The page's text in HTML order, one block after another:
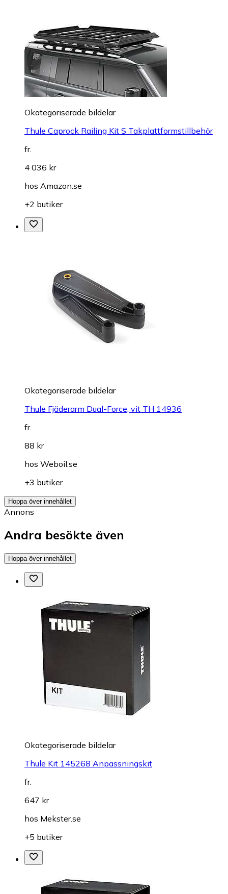
Okategoriserade bildelar
Thule Caprock Railing Kit S Takplattformstillbehör
fr.
4 036 kr
hos Amazon.se
+2 butiker
Okategoriserade bildelar
Thule Fjäderarm Dual-Force, vit TH 14936
fr.
88 kr
hos Weboil.se
+3 butiker
Hoppa över innehållet
Annons
Andra besökte även
Hoppa över innehållet
Okategoriserade bildelar
Thule Kit 145268 Anpassningskit
fr.
647 kr
hos Mekster.se
+5 butiker